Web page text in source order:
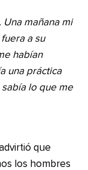
mañana mi
a su
habían
una práctica
lo que me
que
los hombres